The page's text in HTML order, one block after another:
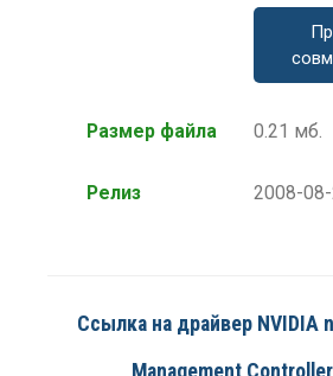
Размер файла 0.21 мб.
Релиз 2008-
Ссылка на драйвер NVIDIA
Management